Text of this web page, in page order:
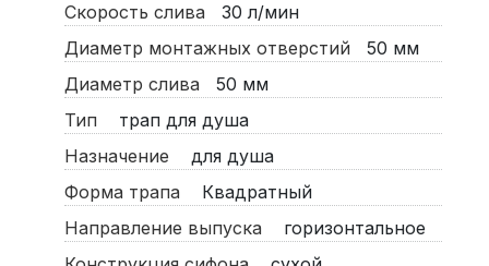
Скорость слива
30л/мин
Диаметр монтажных отверстий
50 мм
Диаметр слива
50 мм
Тип
трап для душа
Назначение
для душа
Форма трапа
Квадратный
Направление выпуска
горизонтальное